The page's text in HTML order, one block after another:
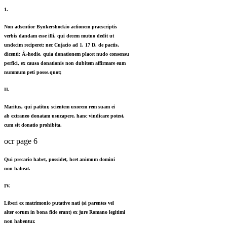
1.
Non adsentior Bynkershoekio actionem praescriptis
verbis dandam esse illi, qui decem mutuo dedit ut
undecim reciperet; nec Cujacio ad 1. 17 D. de pactis,
dicenti: Â»hodie, quia donationem placet nudo consensu
perfici, ex causa donationis non dubitem affirmare eum
nummum peti posse.quot;
II.
Maritus, qui patitur, scientem uxorem rem suam ei
ab extraneo donatam usucapere, hanc vindicare potest,
cum sit donatio prohibita.
ocr page 6
Qui precario habet, possidet, hcet animum domini
non habeat.
IV.
Liberi ex matrimonio putative nati (si parentes vel
alter eorum in bona fide erant) ex jure Romano legitimi
non habentur.